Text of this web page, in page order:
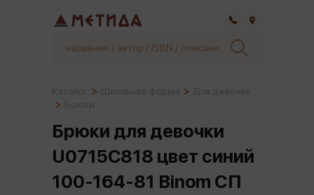
Брюки для девочки
U0715C818 цвет синий
100-164-81 Binom СП